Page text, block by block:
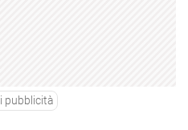
pubblicità